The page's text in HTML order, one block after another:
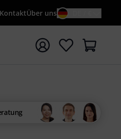
KontaktÜber uns
starten